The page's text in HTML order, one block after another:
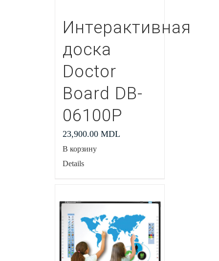
Интерактивная
доска
Doctor
Board DB-
06100P
23,900.00 MDL
В корзину
Details